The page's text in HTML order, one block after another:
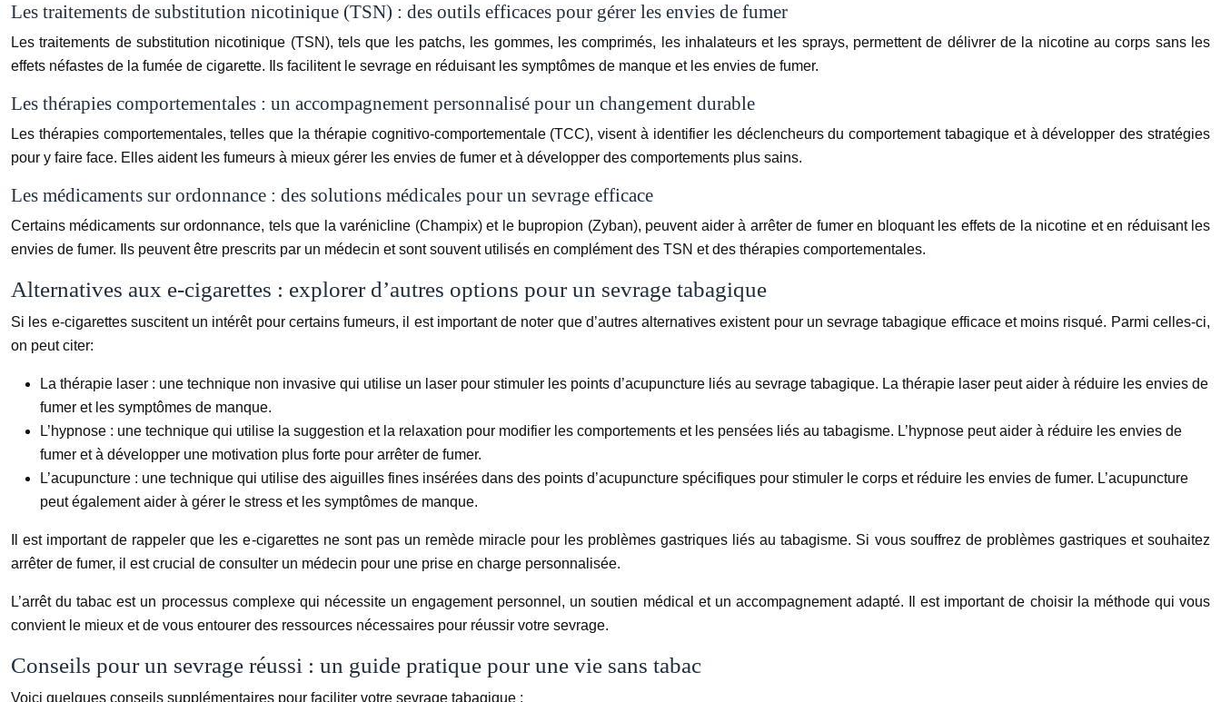
Les traitements de substitution nicotinique (TSN) : des outils efficaces pour gérer les envies de fumer
Les traitements de substitution nicotinique (TSN), tels que les patchs, les gommes, les comprimés, les inhalateurs et les sprays, permettent de délivrer de la nicotine au corps sans les
effets néfastes de la fumée de cigarette. Ils facilitent le sevrage en réduisant les symptômes de manque et les envies de fumer.
Les thérapies comportementales : un accompagnement personnalisé pour un changement durable
Les thérapies comportementales, telles que la thérapie cognitivo-comportementale (TCC), visent à identifier les déclencheurs du comportement tabagique et à développer des stratégies
pour y faire face. Elles aident les fumeurs à mieux gérer les envies de fumer et à développer des comportements plus sains.
Les médicaments sur ordonnance : des solutions médicales pour un sevrage efficace
Certains médicaments sur ordonnance, tels que la varénicline (Champix) et le bupropion (Zyban), peuvent aider à arrêter de fumer en bloquant les effets de la nicotine et en réduisant les
envies de fumer. Ils peuvent être prescrits par un médecin et sont souvent utilisés en complément des TSN et des thérapies comportementales.
Alternatives aux e-cigarettes : explorer d’autres options pour un sevrage tabagique
Si les e-cigarettes suscitent un intérêt pour certains fumeurs, il est important de noter que d’autres alternatives existent pour un sevrage tabagique efficace et moins risqué. Parmi celles-ci,
on peut citer:
La thérapie laser : une technique non invasive qui utilise un laser pour stimuler les points d’acupuncture liés au sevrage tabagique. La thérapie laser peut aider à réduire les envies de
fumer et les symptômes de manque.
L’hypnose : une technique qui utilise la suggestion et la relaxation pour modifier les comportements et les pensées liés au tabagisme. L’hypnose peut aider à réduire les envies de
fumer et à développer une motivation plus forte pour arrêter de fumer.
L’acupuncture : une technique qui utilise des aiguilles fines insérées dans des points d’acupuncture spécifiques pour stimuler le corps et réduire les envies de fumer. L’acupuncture
peut également aider à gérer le stress et les symptômes de manque.
Il est important de rappeler que les e-cigarettes ne sont pas un remède miracle pour les problèmes gastriques liés au tabagisme. Si vous souffrez de problèmes gastriques et souhaitez
arrêter de fumer, il est crucial de consulter un médecin pour une prise en charge personnalisée.
L’arrêt du tabac est un processus complexe qui nécessite un engagement personnel, un soutien médical et un accompagnement adapté. Il est important de choisir la méthode qui vous
convient le mieux et de vous entourer des ressources nécessaires pour réussir votre sevrage.
Conseils pour un sevrage réussi : un guide pratique pour une vie sans tabac
Voici quelques conseils supplémentaires pour faciliter votre sevrage tabagique :